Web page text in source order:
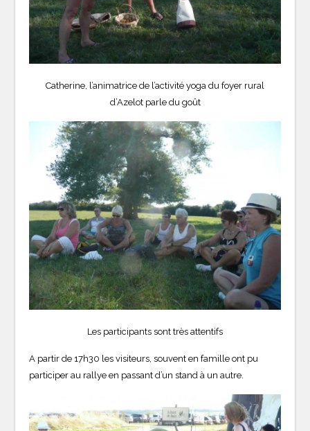
Catherine, l’animatrice de l’activité yoga du foyer rural
d’Azelot parle du goût
Les participants sont très attentifs
A partir de 17h30 les visiteurs, souvent en famille ont pu
participer au rallye en passant d’un stand à un autre.